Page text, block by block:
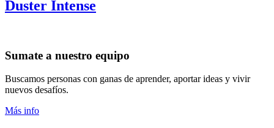
Duster Intense
Sumate a nuestro equipo
Buscamos personas con ganas de aprender, aportar ideas y vivir
nuevos desafíos.
Más info